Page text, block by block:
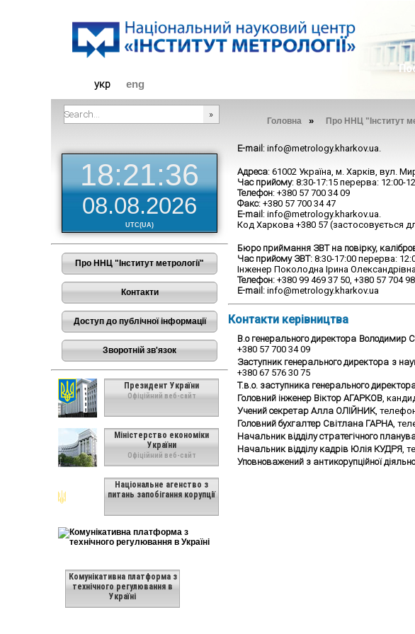
укр eng
Головна » Про ННЦ "Інститут
18:21:36
08.08.2026
UTC(UA)
Про ННЦ "Інститут метрології"
Контакти
Доступ до публічної інформації
Зворотній зв'язок
Президент України
Офіційний веб-сайт
Міністерство економіки
України
Офіційний веб-сайт
Національне агенство з
питань запобігання корупції
Комунікативна платформа з
технічного регулювання в
Україні
E-mail : info@metrology.kharkov.ua.
Адреса: 61002 Україна, м. Харків, вул.
Час прийому: 8:30-17:15 перерва: 12:00-
Телефон: +380 57 700 34 09
Факс: +380 57 700 34 47
E-mail : info@metrology.kharkov.ua.
Код Харкова +380 57 (застосовується
Бюро приймання ЗВТ на повірку,
Час прийому ЗВТ: 8:30-17:00 перерва:
Інженер Поколодна Ірина
Телефон: +380 99 469 37 50, +380 57 704
E-mail: info@metrology.kharkov.ua
Контакти керівництва
В.о генерального директора Володимир
+380 57 700 34 09
Заступник генерального директора з
+380 67 576 30 75
Т.в.о. заступника генерального
Головний інженер Віктор АГАРКОВ,
Учений секретар Алла ОЛІЙНИК,
Головний бухгалтер Світлана ГАРНА,
Начальник відділу стратегічного
Начальник відділу кадрів Юлія КУДРЯ,
Уповноважений з антикорупційної